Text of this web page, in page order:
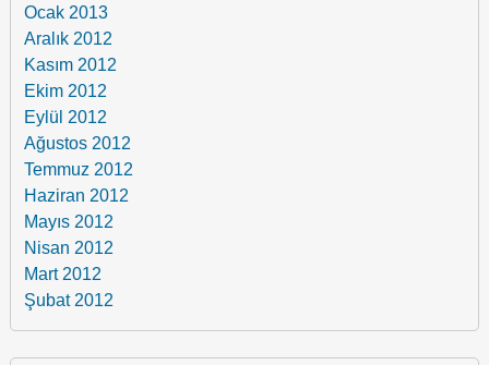
Ocak 2013
Aralık 2012
Kasım 2012
Ekim 2012
Eylül 2012
Ağustos 2012
Temmuz 2012
Haziran 2012
Mayıs 2012
Nisan 2012
Mart 2012
Şubat 2012